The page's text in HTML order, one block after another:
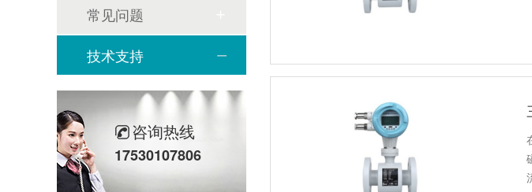
常见问题
技术支持
咨询热线
17530107806